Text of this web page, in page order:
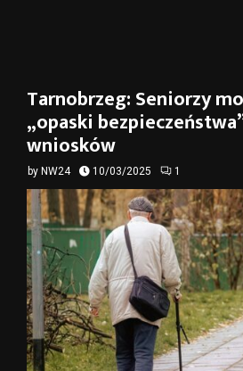
Tarnobrzeg: Seniorzy
„opaski
wniosków
by NW24 10/03/2025 1